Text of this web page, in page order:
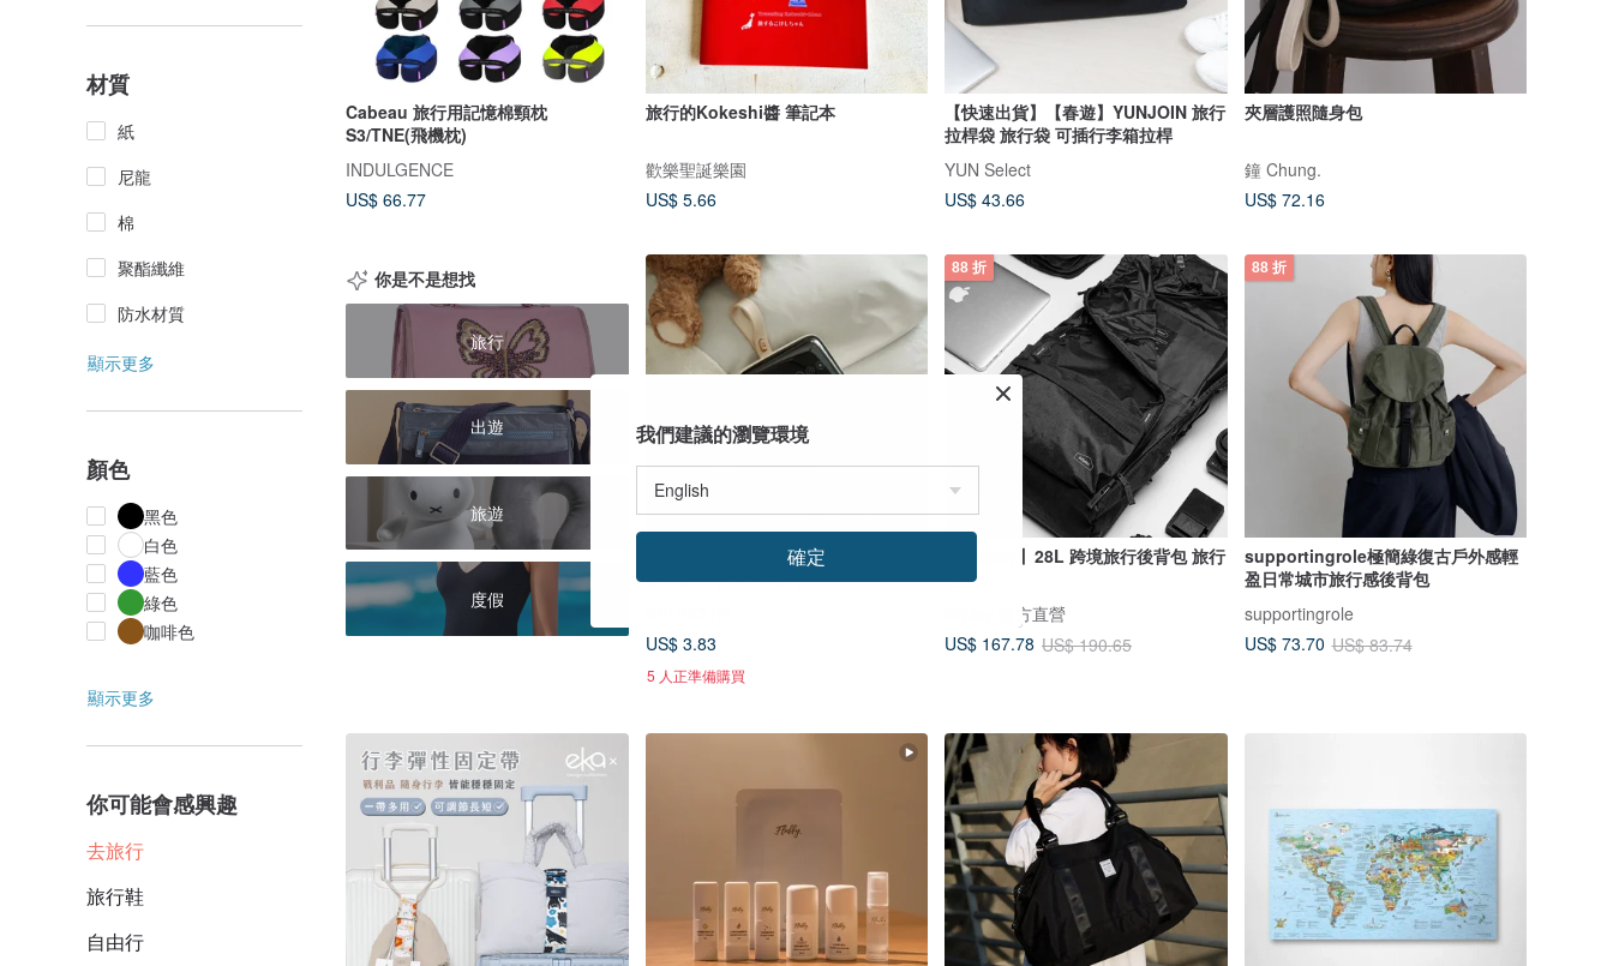
材質
紙
尼龍
棉
聚酯纖維
防水材質
顯示更多
顏色
黑色
白色
藍色
綠色
咖啡色
顯示更多
你可能會感興趣
去旅行
旅行鞋
自由行
Cabeau 旅行用記憶棉頸枕
S3/TNE(飛機枕)
INDULGENCE
US$ 66.77
旅行的Kokeshi醬 筆記本
歡樂聖誕樂園
US$ 5.66
【快速出貨】【春遊】YUNJOIN 旅行
拉桿袋 旅行袋 可插行李箱拉桿
YUN Select
US$ 43.66
夾層護照隨身包
鐘 Chung.
US$ 72.16
你是不是想找
旅行
出遊
旅遊
度假
BRUNO 全球電壓旅行乾衣機
BAK817 (100-240V)
US$ 3.83
5 人正準備購買
88 折
【bitplay】28L 跨境旅行後背包 旅行
包
bitplay 官方直營
US$ 167.78 US$ 190.65
88 折
supportingrole極簡綠復古戶外感輕
盈日常城市旅行感後背包
supportingrole
US$ 73.70 US$ 83.74
我們建議的瀏覽環境
確定